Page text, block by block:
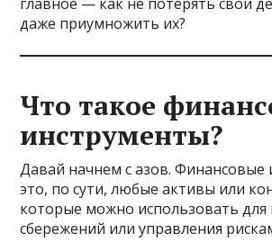
даже приумножить их?
Что такое
инструменты?
Давай начнем с азов.
это, по сути, любые активы или
которые можно использовать для
сбережений или управления